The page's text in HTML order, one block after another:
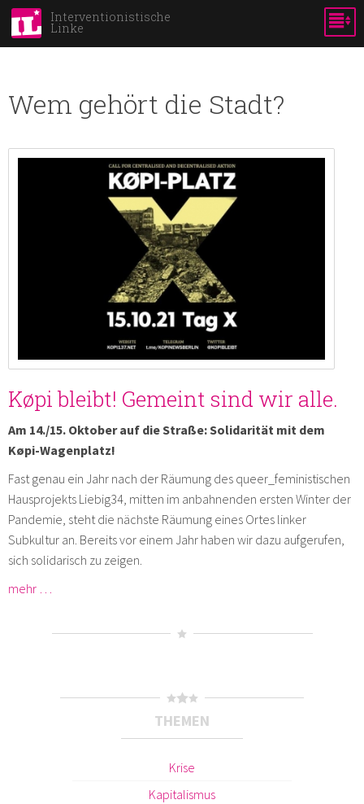
Direkt
Inhalt
Interventionistische
Linke
Wem gehört die Stadt?
Køpi bleibt! Gemeint sind wir alle.
Am 14./15. Oktober auf die Straße: Solidarität mit dem
Køpi-Wagenplatz!
Fast genau ein Jahr nach der Räumung des queer_feministischen
Hausprojekts Liebig34, mitten im anbahnenden ersten Winter der
Pandemie, steht die nächste Räumung eines Ortes linker
Subkultur an. Bereits vor einem Jahr haben wir dazu aufgerufen,
sich solidarisch zu zeigen.
mehr …
THEMEN
Krise
Kapitalismus